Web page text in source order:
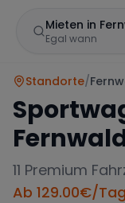
Mieten in
Egal wann
Standorte/
11 Premium
Ab 129.00€/Tag